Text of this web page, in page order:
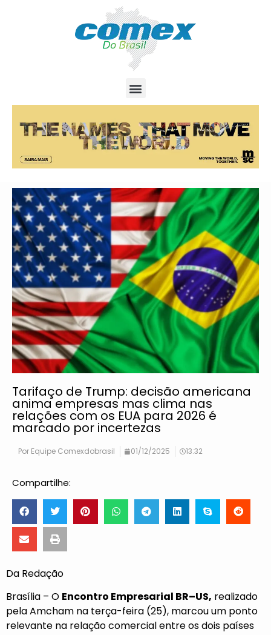
Tarifaço de Trump: decisão americana
anima empresas mas clima nas
relações com os EUA para 2026 é
marcado por incertezas
Por Equipe Comexdobrasil 01/12/2025 13:32
Compartilhe:
Da Redação
Brasília – O Encontro Empresarial BR–US, realizado
pela Amcham na terça-feira (25), marcou um ponto
relevante na relação comercial entre os dois países